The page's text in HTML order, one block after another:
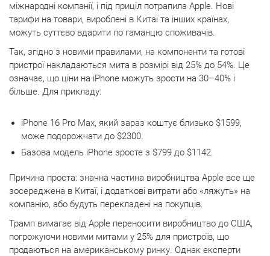
міжнародні компанії, і під приціл потрапила Apple. Нові
тарифи на товари, вироблені в Китаї та інших країнах,
можуть суттєво вдарити по гаманцю споживачів.
Так, згідно з новими правилами, на компоненти та готові
пристрої накладаються мита в розмірі від 25% до 54%. Це
означає, що ціни на iPhone можуть зрости на 30–40% і
більше. Для прикладу:
iPhone 16 Pro Max, який зараз коштує близько $1599,
може подорожчати до $2300.
Базова модель iPhone зросте з $799 до $1142.
Причина проста: значна частина виробництва Apple все ще
зосереджена в Китаї, і додаткові витрати або «ляжуть» на
компанію, або будуть перекладені на покупців.
Трамп вимагає від Apple переносити виробництво до США,
погрожуючи новими митами у 25% для пристроїв, що
продаються на американському ринку. Однак експерти